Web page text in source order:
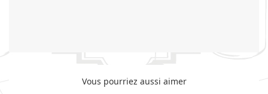
Vous pourriez aussi aimer